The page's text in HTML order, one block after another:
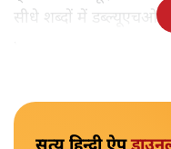
सीधे शब्दों में डब्ल्यूएचओ को